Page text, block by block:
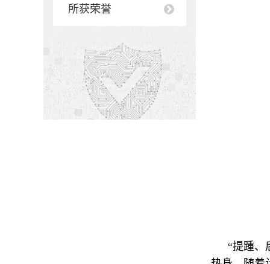
所获荣誉
“提踵、